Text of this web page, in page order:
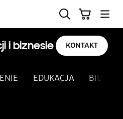
i biznesie KONTAKT
EDUKACJA BIURO